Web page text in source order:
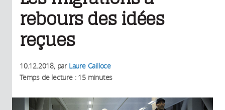
rebours des idées
reçues
10.12.2018, par Laure Cailloce
Temps de lecture : 15 minutes